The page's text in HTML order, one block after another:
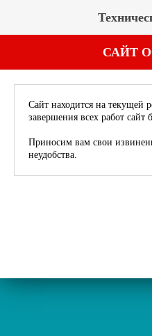
САЙТ
Сайт находится на текущей
завершения всех работ сайт
Приносим вам свои
неудобства.